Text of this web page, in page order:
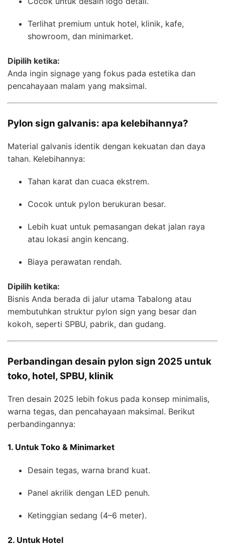
Terlihat premium untuk hotel, klinik, kafe,
showroom, dan minimarket.
Dipilih ketika:
Anda ingin signage yang fokus pada estetika dan
pencahayaan malam yang maksimal.
Pylon sign galvanis: apa kelebihannya?
Material galvanis identik dengan kekuatan dan daya
tahan. Kelebihannya:
Tahan karat dan cuaca ekstrem.
Cocok untuk pylon berukuran besar.
Lebih kuat untuk pemasangan dekat jalan raya
atau lokasi angin kencang.
Biaya perawatan rendah.
Dipilih ketika:
Bisnis Anda berada di jalur utama Tabalong atau
membutuhkan struktur pylon sign yang besar dan
kokoh, seperti SPBU, pabrik, dan gudang.
Perbandingan desain pylon sign 2025 untuk
toko, hotel, SPBU, klinik
Tren desain 2025 lebih fokus pada konsep minimalis,
warna tegas, dan pencahayaan maksimal. Berikut
perbandingannya:
1. Untuk Toko & Minimarket
Desain tegas, warna brand kuat.
Panel akrilik dengan LED penuh.
Ketinggian sedang (4–6 meter).
2. Untuk Hotel